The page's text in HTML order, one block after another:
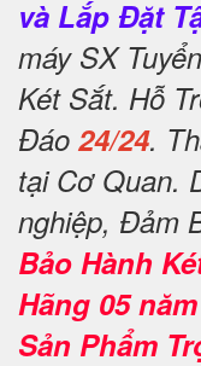
và Lắp Đặt
máy SX
Két Sắt. Hỗ
Đáo 24/24.
tại Cơ Quan.
nghiệp, Đảm
Bảo Hành
Hãng 05 năm
Sản Phẩm